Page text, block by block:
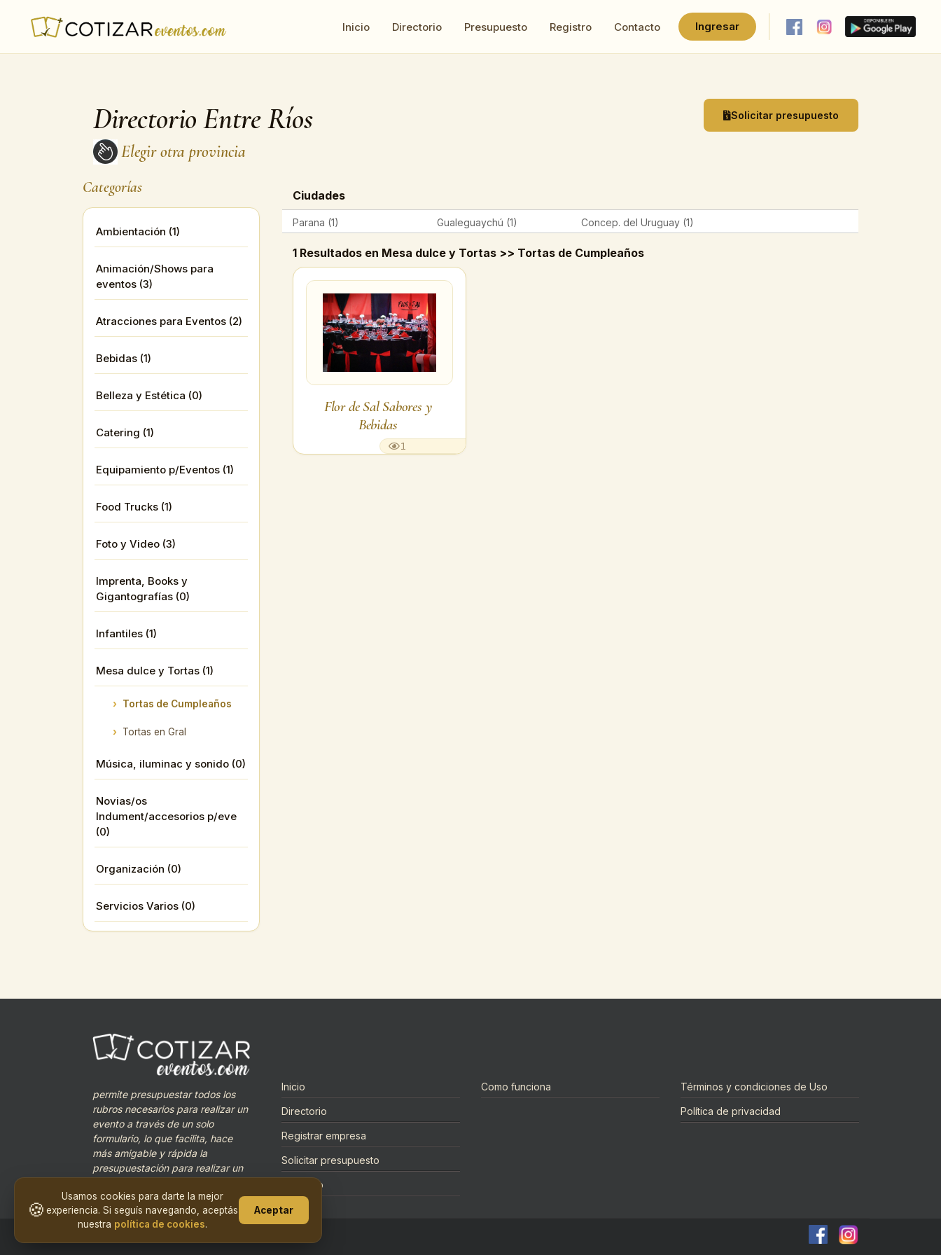
Inicio Directorio Presupuesto Registro Contacto Ingresar
Directorio Entre Ríos
Elegir otra provincia
Solicitar presupuesto
Categorías
Ambientación (1)
Animación/Shows para
eventos (3)
Atracciones para Eventos (2)
Bebidas (1)
Belleza y Estética (0)
Catering (1)
Equipamiento p/Eventos (1)
Food Trucks (1)
Foto y Video (3)
Imprenta, Books y
Gigantografías (0)
Infantiles (1)
Mesa dulce y Tortas (1)
Tortas de Cumpleaños
Tortas en Gral
Música, iluminac y sonido (0)
Novias/os
Indument/accesorios p/eve
(0)
Organización (0)
Servicios Varios (0)
Ciudades
Parana (1) Gualeguaychú (1) Concep. del Uruguay (1)
1 Resultados en Mesa dulce y Tortas >> Tortas de Cumpleaños
Flor de Sal Sabores y
Bebidas
1
permite presupuestar todos los
rubros necesarios para realizar un
evento a través de un solo
formulario, lo que facilita, hace
más amigable y rápida la
presupuestación para realizar un
Inicio
Directorio
Registrar empresa
Solicitar presupuesto
Contacto
Como funciona Términos y condiciones de Uso
Política de privacidad
© 2019 CotizarEventos.com
🍪
Usamos cookies para darte la mejor
experiencia. Si seguís navegando, aceptás
nuestra política de cookies.
Aceptar